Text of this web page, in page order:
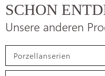
SCHON
Unsere anderen
Porzellanserien